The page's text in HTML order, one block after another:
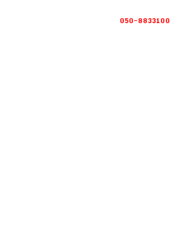
050-8833100